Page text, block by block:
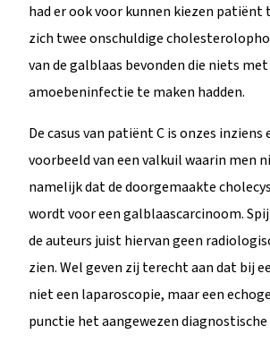
had er ook voor kunnen kiezen
zich twee onschuldige
van de galblaas bevonden die niets
amoebeninfectie te maken hadden.
De casus van patiënt C is onzes
voorbeeld van een valkuil waarin men
namelijk dat de doorgemaakte
wordt voor een galblaascarcinoom.
de auteurs juist hiervan geen
zien. Wel geven zij terecht aan dat bij
niet een laparoscopie, maar een
punctie het aangewezen diagnostische